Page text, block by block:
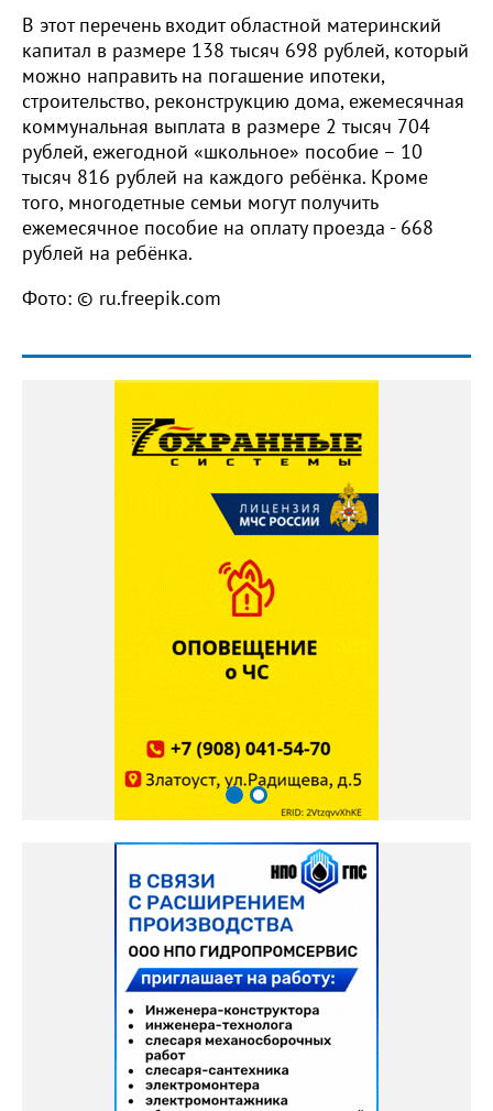
В этот перечень входит областной материнский
капитал в размере 138 тысяч 698 рублей, который
можно направить на погашение ипотеки,
строительство, реконструкцию дома, ежемесячная
коммунальная выплата в размере 2 тысяч 704
рублей, ежегодной «школьное» пособие – 10
тысяч 816 рублей на каждого ребёнка. Кроме
того, многодетные семьи могут получить
ежемесячное пособие на оплату проезда - 668
рублей на ребёнка.
Фото: © ru.freepik.com